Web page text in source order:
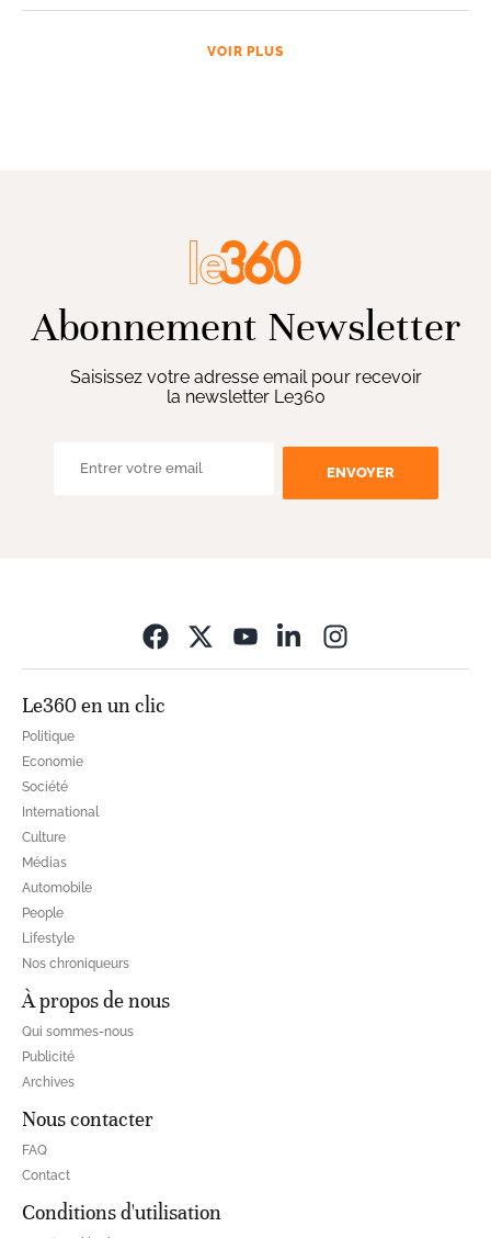
VOIR PLUS
Abonnement Newsletter
Saisissez votre adresse email pour recevoir
la newsletter Le360
ENVOYER
Le360 en un clic
Politique
Economie
Société
International
Culture
Médias
Automobile
People
Lifestyle
Nos chroniqueurs
À propos de nous
Qui sommes-nous
Publicité
Archives
Nous contacter
FAQ
Contact
Conditions d'utilisation